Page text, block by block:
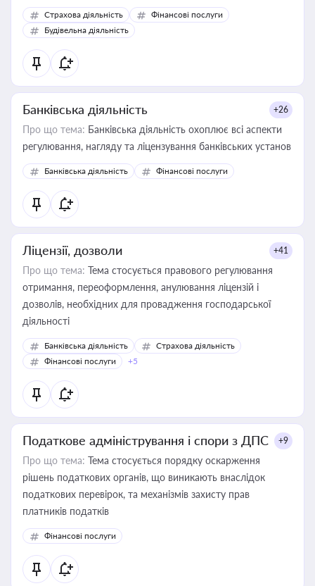
корисне для власника бізнесу, керівника, юриста або
бухгалтера під час оподаткування, приватизації, оренди
державного майна, корпоративних угод і перевірки
статусу суб'єктів оціночної діяльності
Страхова діяльність
Фінансові послуги
Будівельна діяльність
Банківська діяльність +26
Про що тема: Банківська діяльність охоплює всі аспекти
регулювання, нагляду та ліцензування банківських установ
Банківська діяльність Фінансові послуги
Ліцензії, дозволи +41
Про що тема: Тема стосується правового регулювання
отримання, переоформлення, анулювання ліцензій і
дозволів, необхідних для провадження господарської
діяльності
Банківська діяльність
Страхова діяльність
Фінансові послуги
+5
Податкове адміністрування і спори з ДПС +9
Про що тема: Тема стосується порядку оскарження
рішень податкових органів, що виникають внаслідок
податкових перевірок, та механізмів захисту прав
платників податків
Фінансові послуги